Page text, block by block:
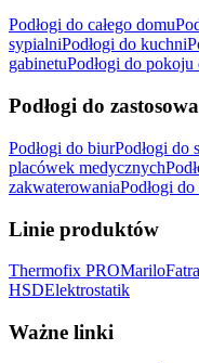
Podłogi do całego domu
sypialniPodłogi do kuchni
gabinetuPodłogi do pokoju
Podłogi do
Podłogi do biurPodłogi do
placówek medycznych
zakwaterowaniaPodłogi
Linie produktów
Thermofix PROMarilo
HSDElektrostatik
Ważne linki